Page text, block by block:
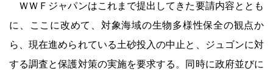
ＷＷＦジャパンはこれまで提出してきた要請内容ととも
に、ここに改めて、対象海域の生物多様性保全の観点か
ら、現在進められている土砂投入の中止と、ジュゴンに対
する調査と保護対策の実施を要求する。同時に政府並びに